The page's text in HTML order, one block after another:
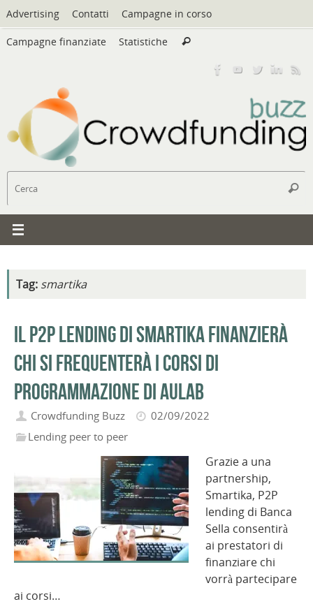
Vai
al
contenuto
Advertising Contatti Campagne in corso
Campagne finanziate Statistiche Cerca
Cerca
Tag: smartika
Il P2P lending di Smartika finanzierà
chi si frequenterà i corsi di
programmazione di Aulab
Crowdfunding Buzz
02/09/2022
Lending peer to peer
Grazie a una
partnership,
Smartika, P2P
lending di Banca
Sella consentirà
ai prestatori di
finanziare chi
vorrà partecipare
ai corsi…